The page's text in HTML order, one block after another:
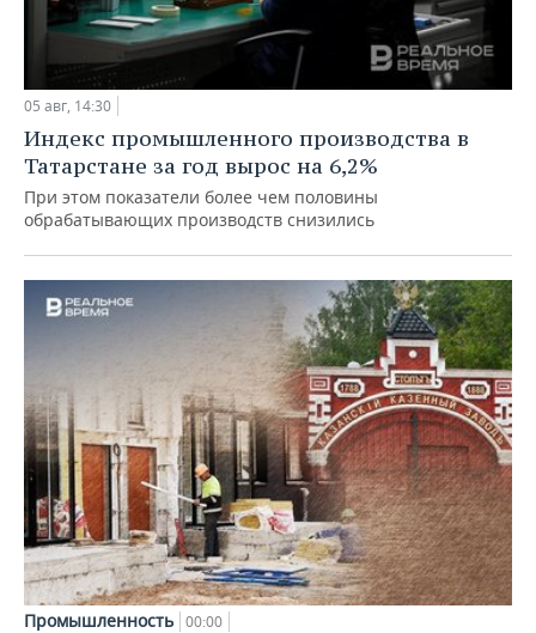
05 авг, 14:30
Индекс промышленного производства в
Татарстане за год вырос на 6,2%
При этом показатели более чем половины
обрабатывающих производств снизились
Промышленность 00:00